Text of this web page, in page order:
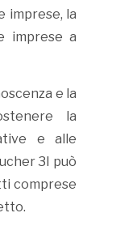
imprese, la
imprese a
e la
la
e alle
3I può
comprese